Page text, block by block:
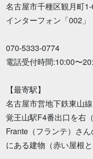
名古屋市千種区観月町
インターフォン「002」
070-5333-0774
電話受付時間:10:00〜
【最寄駅】
名古屋市営地下鉄東山
覚王山駅F4番出口を右（
Frante（フランテ）さ
にある建物（赤い屋根